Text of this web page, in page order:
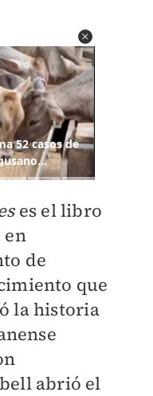
es el libro
de
que
la historia
abrió el